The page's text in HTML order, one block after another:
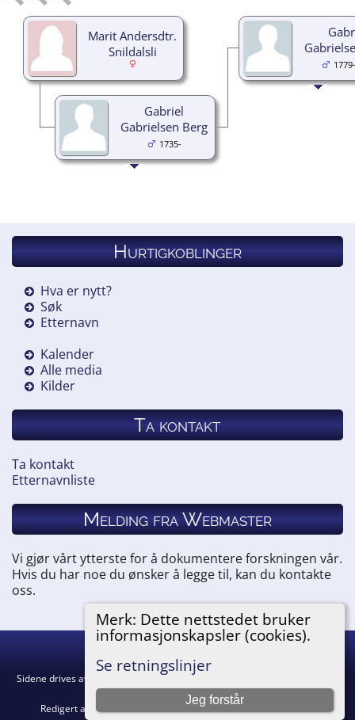
Merk: Dette nettstedet bruker
informasjonskapsler (cookies).
Se retningslinjer
Jeg forstår
Marit Andersdtr.
Snildalsli
Gabriel
Gabrielsen Berg
1735-
Hurtigkoblinger
Hva er nytt?
Søk
Etternavn
Kalender
Alle media
Kilder
Ta kontakt
Ta kontakt
Etternavnliste
Melding fra Webmaster
Vi gjør vårt ytterste for å dokumentere forskningen vår.
Hvis du har noe du ønsker å legge til, kan du kontakte
oss.
Sidene drives av The Next Generation of Genealogy Sitebuilding
skrevet av Darrin Lythgoe © 2001-2026.
Redigert av
Agnar Merkesnes Retningslinjer for personvern